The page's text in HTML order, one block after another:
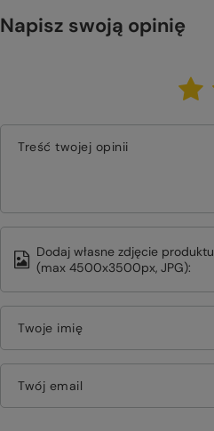
Napisz swoją opinię
Treść twojej opinii
Dodaj własne zdjęcie produktu
(max 4500x3500px, JPG):
Twoje imię
Twój email